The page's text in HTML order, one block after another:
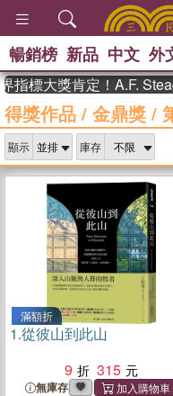
暢銷榜 新品 中文 外
標大獎肯定！A.F.
得獎作品 / 金鼎獎 /
顯示 庫存
滿額折
1.從彼山到此山
9
315
無庫存